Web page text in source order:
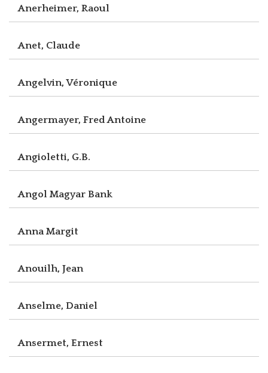
Anerheimer, Raoul
Anet, Claude
Angelvin, Véronique
Angermayer, Fred Antoine
Angioletti, G.B.
Angol Magyar Bank
Anna Margit
Anouilh, Jean
Anselme, Daniel
Ansermet, Ernest